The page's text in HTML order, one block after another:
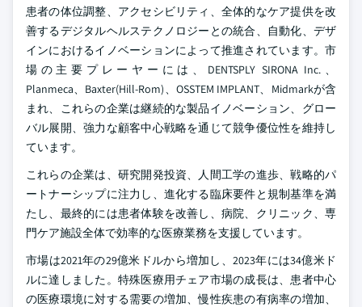
患者の体位調整、アクセシビリティ、全体的なケア提供を改
善するデジタルヘルステクノロジーとの統合、自動化、デザ
インにおけるイノベーションによって推進されています。市
場の主要プレーヤーには、DENTSPLY SIRONA Inc.、
Planmeca、Baxter(Hill-Rom)、OSSTEM IMPLANT、Midmarkが含
まれ、これらの企業は継続的な製品イノベーション、グロー
バル展開、強力な顧客中心戦略を通じて競争優位性を維持し
ています。
これらの企業は、研究開発投資、人間工学の進歩、戦略的パ
ートナーシップに注力し、進化する臨床要件と規制基準を満
たし、最終的には患者体験を改善し、病院、クリニック、専
門ケア施設全体で効率的な医療業務を支援しています。
市場は2021年の29億米ドルから増加し、2023年には34億米ド
ルに達しました。特殊医療用チェア市場の成長は、患者中心
の医療環境に対する需要の増加、慢性疾患の有病率の増加、